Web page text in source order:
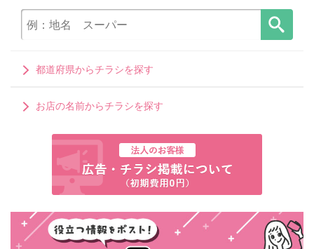
都道府県からチラシを探す
お店の名前からチラシを探す